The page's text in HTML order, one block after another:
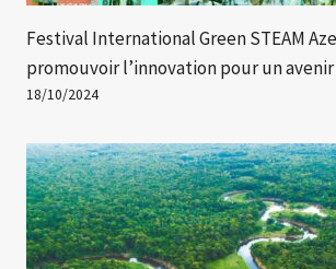
Festival International Green STEAM
promouvoir l’innovation pour un
18/10/2024